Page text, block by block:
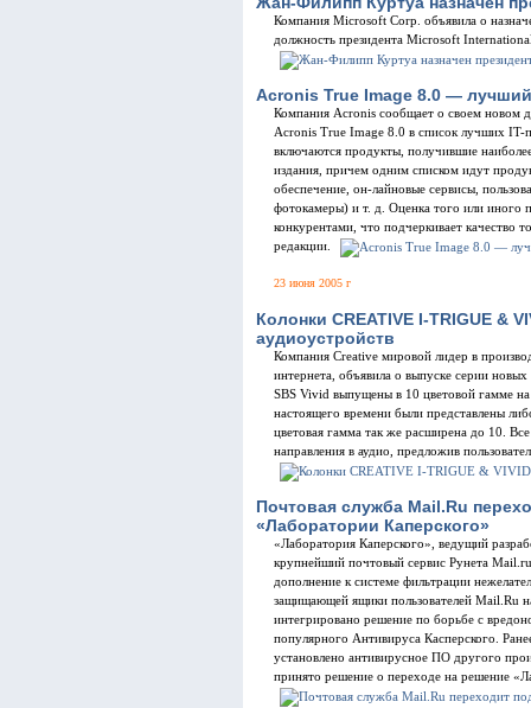
Компания Microsoft Corp. объявила о
должность президента Microsoft
Acronis True Image 8.0 — лучший
Компания Acronis сообщает о своем новом
Acronis True Image 8.0 в список лучших
включаются продукты, получившие
издания, причем одним списком идут
обеспечение, он-лайновые сервисы,
фотокамеры) и т. д. Оценка того или иного
конкурентами, что подчеркивает качество
редакции.
23 июня 2005 г
Колонки CREATIVE I-TRIGUE &
аудиоустройств
Компания Creative мировой лидер в
интернета, объявила о выпуске серии
SBS Vivid выпущены в 10 цветовой гамме
настоящего времени были представлены
цветовая гамма так же расширена до 10.
направления в аудио, предложив
Почтовая служба Mail.Ru
«Лаборатории Каперского»
«Лаборатория Каперского», ведущий
крупнейший почтовый сервис Рунета
дополнение к системе фильтрации
защищающей ящики пользователей Mail.Ru
интегрировано решение по борьбе с
популярного Антивируса Касперского.
установлено антивирусное ПО другого
принято решение о переходе на решение